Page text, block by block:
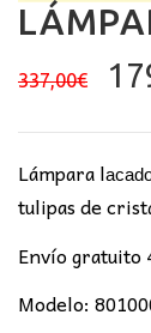
337,00€
El
Lámpara l
tulipas de
Envío gratuito
Modelo: